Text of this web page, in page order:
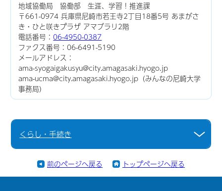
地域協働局 協働部 生涯、学習！推進課
〒661-0974 兵庫県尼崎市若王寺2丁目18番5号 あまがさ
き・ひと咲きプラザ アマブラリ2階
電話番号：06-4950-0387
ファクス番号：06-6491-5190
メールアドレス：
ama-syogaigakusyu@city.amagasaki.hyogo.jp
ama-ucma@city.amagasaki.hyogo.jp（みんなの尼崎大学
事務局）
くらし・手続き
前のページへ戻る トップページへ戻る